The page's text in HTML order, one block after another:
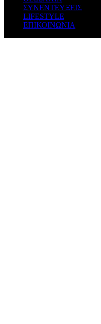
ΣΥΝΕΝΤΕΥΞΕΙΣ
LIFESTYLE
ΕΠΙΚΟΙΝΩΝΙΑ